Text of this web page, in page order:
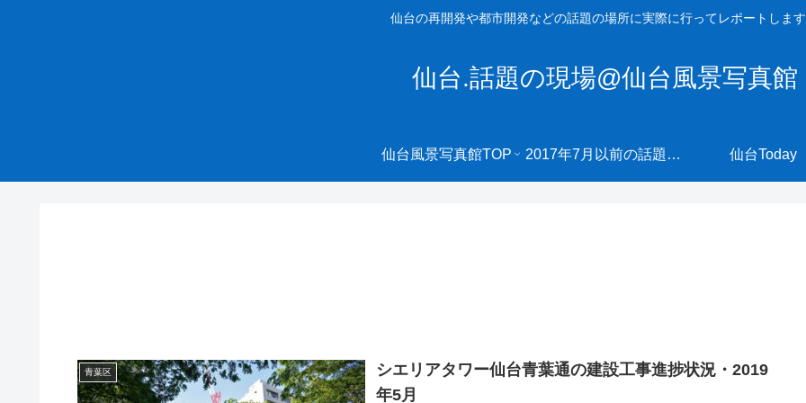
仙台の再開発や都市開発などの話題の場所に実際に行ってレポートしま
仙台.話題の現場@仙台風景写真館
仙台風景写真館TOP 2017年7月以前の話題の現場へ 仙台Today
青葉区
シエリアタワー仙台青葉通の建設工事進捗状況・2019
年5月